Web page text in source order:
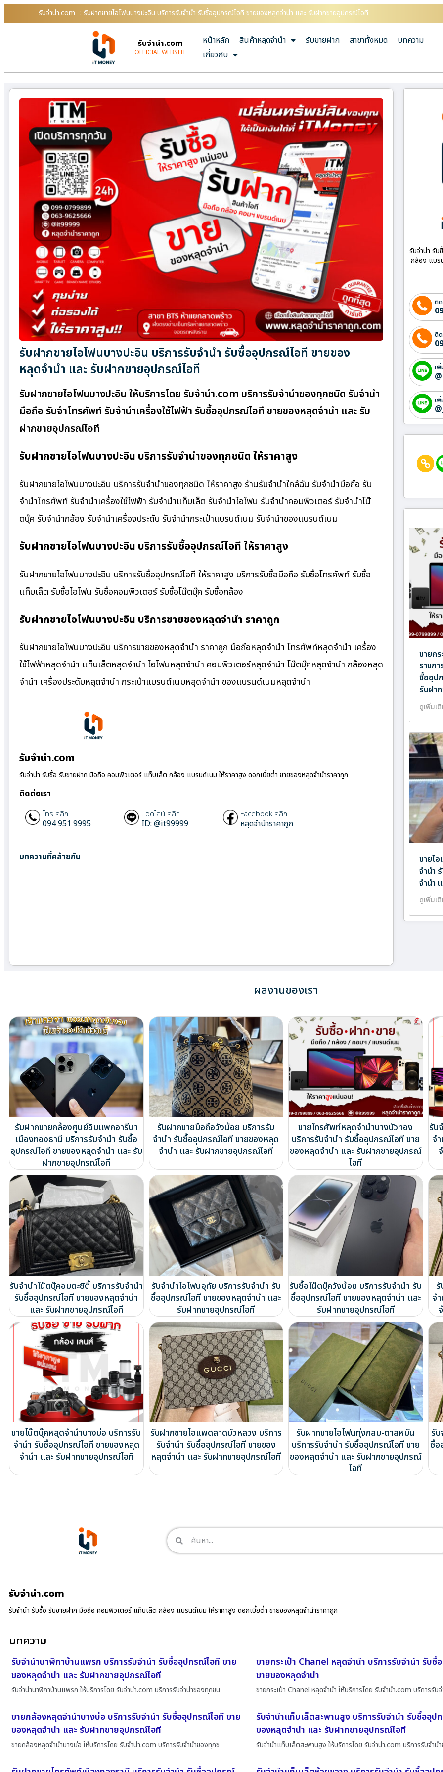
รับจํานํา.com : รับฝากขายไอโฟนบางปะอิน บริการรับจำนำ รับซื้ออุปกรณ์ไอที ขายของหลุดจำนำ และ รับฝากขายอุปกรณ์ไอที
รับจํานํา.com
OFFICIAL WEBSITE
หน้าหลัก สินค้าหลุดจำนำ รับขายฝาก สาขาทั้งหมด
บทความ
เกี่ยวกับ
รับฝากขายไอโฟนบางปะอิน บริการรับจำนำ รับซื้ออุปกรณ์ไอที ขายของ
หลุดจำนำ และ รับฝากขายอุปกรณ์ไอที
รับฝากขายไอโฟนบางปะอิน ให้บริการโดย รับจํานํา.com บริการรับจำนำของทุกชนิด รับจำนำ
มือถือ รับจำโทรศัพท์ รับจำนำเครื่องใช้ไฟฟ้า รับซื้ออุปกรณ์ไอที ขายของหลุดจำนำ และ รับ
ฝากขายอุปกรณ์ไอที
รับฝากขายไอโฟนบางปะอิน บริการรับจำนำของทุกชนิด ให้ราคาสูง
รับฝากขายไอโฟนบางปะอิน บริการรับจำนำของทุกชนิด ให้ราคาสูง ร้านรับจํานําใกล้ฉัน รับจำนำมือถือ รับ
จำนำโทรศัพท์ รับจำนำเครื่องใช้ไฟฟ้า รับจำนำแท็บเล็ต รับจำนำไอโฟน รับจำนำคอมพิวเตอร์ รับจำนำโน๊
ตบุ๊ค รับจำนำกล้อง รับจำนำเครื่องประดับ รับจำนำกระเป๋าแบรนด์เนม รับจำนำของแบรนด์เนม
รับฝากขายไอโฟนบางปะอิน บริการรับซื้ออุปกรณ์ไอที ให้ราคาสูง
รับฝากขายไอโฟนบางปะอิน บริการรับซื้ออุปกรณ์ไอที ให้ราคาสูง บริการรับซื้อมือถือ รับซื้อโทรศัพท์ รับซื้อ
แท็บเล็ต รับซื้อไอโฟน รับซื้อคอมพิวเตอร์ รับซื้อโน๊ตบุ๊ค รับซื้อกล้อง
รับฝากขายไอโฟนบางปะอิน บริการขายของหลุดจำนำ ราคาถูก
รับฝากขายไอโฟนบางปะอิน บริการขายของหลุดจำนำ ราคาถูก มือถือหลุดจำนำ โทรศัพท์หลุดจำนำ เครื่อง
ใช้ไฟฟ้าหลุดจำนำ แท็บเล็ตหลุดจำนำ ไอโฟนหลุดจำนำ คอมพิวเตอร์หลุดจำนำ โน๊ตบุ๊คหลุดจำนำ กล้องหลุด
จำนำ เครื่องประดับหลุดจำนำ กระเป๋าแบรนด์เนมหลุดจำนำ ของแบรนด์เนมหลุดจำนำ
รับจํานํา.com
รับจำนำ รับซื้อ รับขายฝาก มือถือ คอมพิวเตอร์ แท็บเล็ต กล้อง แบรนด์เนม ให้ราคาสูง ดอกเบี้ยต่ำ ขายของหลุดจำนำราคาถูก
ติดต่อเรา
โทร คลิก
094 951 9995
แอดไลน์ คลิก
ID: @it99999
Facebook คลิก
หลุดจำนำราคาถูก
บทความที่คล้ายกัน
รับจำนำ รั
กล้อง แบร
ติ
ติ
เ
เ
ขายก
ราชก
ซื้ออุป
รับฝา
ดูเพิ่มเ
ขายไ
จำนำ
จำนำ
ดูเพิ่มเ
ผลงานของเรา
รับฝากขายกล้องศูนย์อิมแพคอารีน่า
เมืองทองธานี บริการรับจำนำ รับซื้อ
อุปกรณ์ไอที ขายของหลุดจำนำ และ รับ
ฝากขายอุปกรณ์ไอที
รับฝากขายมือถือวังน้อย บริการรับ
จำนำ รับซื้ออุปกรณ์ไอที ขายของหลุด
จำนำ และ รับฝากขายอุปกรณ์ไอที
ขายโทรศัพท์หลุดจำนำบางบัวทอง
บริการรับจำนำ รับซื้ออุปกรณ์ไอที ขาย
ของหลุดจำนำ และ รับฝากขายอุปกรณ์
ไอที
รับ
จ
รับจำนำโน๊ตบุ๊คอมตะซิตี้ บริการรับจำนำ
รับซื้ออุปกรณ์ไอที ขายของหลุดจำนำ
และ รับฝากขายอุปกรณ์ไอที
รับจำนำไอโฟนอุทัย บริการรับจำนำ รับ
ซื้ออุปกรณ์ไอที ขายของหลุดจำนำ และ
รับฝากขายอุปกรณ์ไอที
รับซื้อโน๊ตบุ๊ควังน้อย บริการรับจำนำ รับ
ซื้ออุปกรณ์ไอที ขายของหลุดจำนำ และ
รับฝากขายอุปกรณ์ไอที
จ
ขายโน๊ตบุ๊คหลุดจำนำบางบ่อ บริการรับ
จำนำ รับซื้ออุปกรณ์ไอที ขายของหลุด
จำนำ และ รับฝากขายอุปกรณ์ไอที
รับฝากขายไอแพดลาดบัวหลวง บริการ
รับจำนำ รับซื้ออุปกรณ์ไอที ขายของ
หลุดจำนำ และ รับฝากขายอุปกรณ์ไอที
รับฝากขายไอโฟนทุ่งกลม-ตาลหมัน
บริการรับจำนำ รับซื้ออุปกรณ์ไอที ขาย
ของหลุดจำนำ และ รับฝากขายอุปกรณ์
ไอที
รั
ซื้อ
รับจํานํา.com
รับจำนำ รับซื้อ รับขายฝาก มือถือ คอมพิวเตอร์ แท็บเล็ต กล้อง แบรนด์เนม ให้ราคาสูง ดอกเบี้ยต่ำ ขายของหลุดจำนำราคาถูก
บทความ
รับจำนำนาฬิกาบ้านแพรก บริการรับจำนำ รับซื้ออุปกรณ์ไอที ขาย
ของหลุดจำนำ และ รับฝากขายอุปกรณ์ไอที
รับจำนำนาฬิกาบ้านแพรก ให้บริการโดย รับจํานํา.com บริการรับจำนำของทุกชน
ขายกระเป๋า Chanel หลุดจำนำ บริการรับจำนำ รับ
ขายของหลุดจำนำ
ขายกระเป๋า Chanel หลุดจำนำ ให้บริการโดย รับจํานํา.com บริการรับ
ขายกล้องหลุดจำนำบางบ่อ บริการรับจำนำ รับซื้ออุปกรณ์ไอที ขาย
ของหลุดจำนำ และ รับฝากขายอุปกรณ์ไอที
ขายกล้องหลุดจำนำบางบ่อ ให้บริการโดย รับจํานํา.com บริการรับจำนำของทุกช
รับจำนำแท็บเล็ตสะพานสูง บริการรับจำนำ รับซื้ออุป
ของหลุดจำนำ และ รับฝากขายอุปกรณ์ไอที
รับจำนำแท็บเล็ตสะพานสูง ให้บริการโดย รับจํานํา.com บริการรับจำน